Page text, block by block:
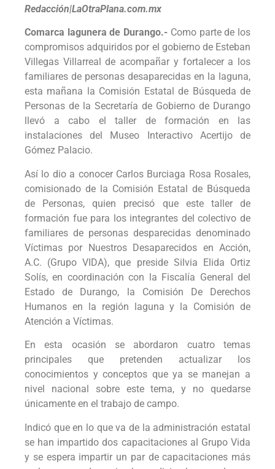
Redacción|LaOtraPlana.com.mx
Comarca lagunera de Durango.- Como parte de los
compromisos adquiridos por el gobierno de Esteban
Villegas Villarreal de acompañar y fortalecer a los
familiares de personas desaparecidas en la laguna,
esta mañana la Comisión Estatal de Búsqueda de
Personas de la Secretaría de Gobierno de Durango
llevó a cabo el taller de formación en las
instalaciones del Museo Interactivo Acertijo de
Gómez Palacio.
Así lo dio a conocer Carlos Burciaga Rosa Rosales,
comisionado de la Comisión Estatal de Búsqueda
de Personas, quien precisó que este taller de
formación fue para los integrantes del colectivo de
familiares de personas desparecidas denominado
Víctimas por Nuestros Desaparecidos en Acción,
A.C. (Grupo VIDA), que preside Silvia Elida Ortiz
Solís, en coordinación con la Fiscalía General del
Estado de Durango, la Comisión De Derechos
Humanos en la región laguna y la Comisión de
Atención a Víctimas.
En esta ocasión se abordaron cuatro temas
principales que pretenden actualizar los
conocimientos y conceptos que ya se manejan a
nivel nacional sobre este tema, y no quedarse
únicamente en el trabajo de campo.
Indicó que en lo que va de la administración estatal
se han impartido dos capacitaciones al Grupo Vida
y se espera impartir un par de capacitaciones más